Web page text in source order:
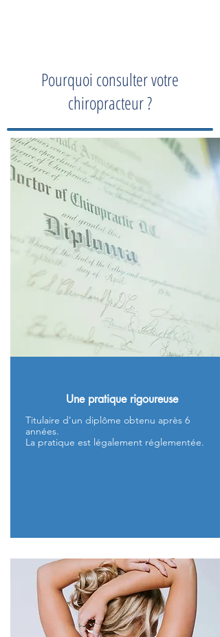
Pourquoi consulter votre
chiropracteur ?
Une pratique rigoureuse
Titulaire d'un diplôme obtenu après 6
années.
La pratique est légalement réglementée.